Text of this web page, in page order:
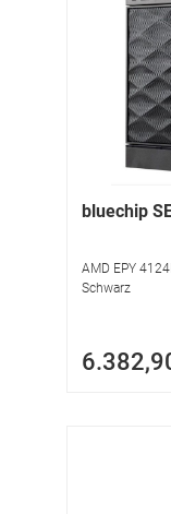
bluechip
AMD EPY
Schwarz